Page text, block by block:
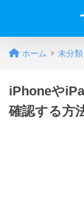
ホーム 未分類
iPhoneや
確認する方